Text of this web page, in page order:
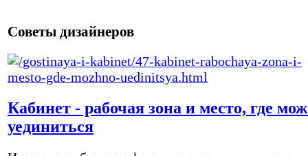
Советы дизайнеров
Кабинет - рабочая зона и место, где
уединиться